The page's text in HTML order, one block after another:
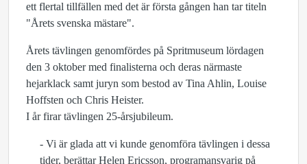
ett flertal tillfällen med det är första gången han tar titeln
"Årets svenska mästare".
Årets tävlingen genomfördes på Spritmuseum lördagen
den 3 oktober med finalisterna och deras närmaste
hejarklack samt juryn som bestod av Tina Ahlin, Louise
Hoffsten och Chris Heister.
I år firar tävlingen 25-årsjubileum.
- Vi är glada att vi kunde genomföra tävlingen i dessa
tider, berättar Helen Ericsson, programansvarig på